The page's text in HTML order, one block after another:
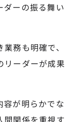
ダーの振る舞い
務も明確で、
リーダーが成果
容が明らかでな
間関係を重視す